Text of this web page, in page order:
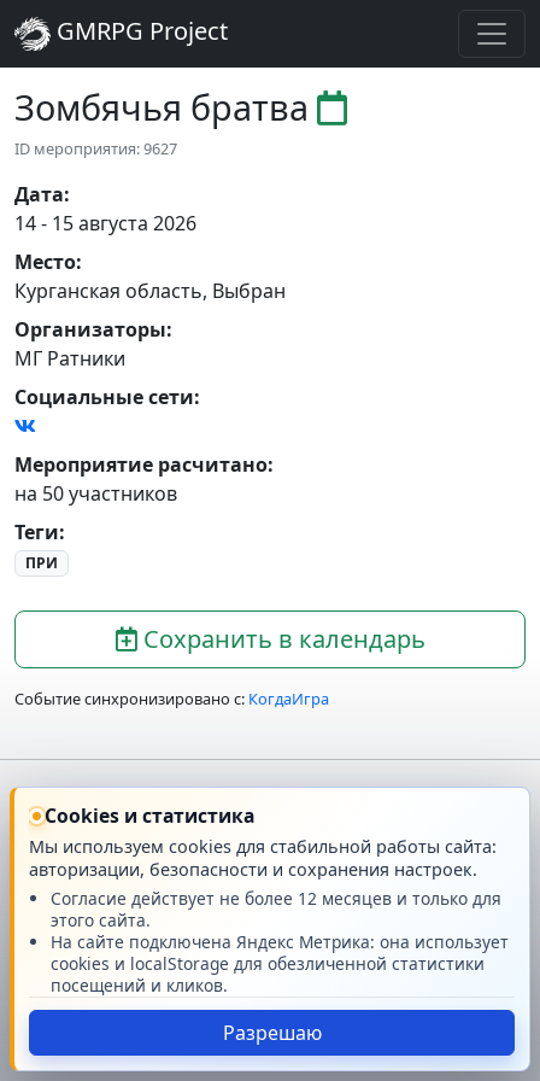
GMRPG Project
Зомбячья братва
ID мероприятия: 9627
Дата:
14 - 15 августа 2026
Место:
Курганская область, Выбран
Организаторы:
МГ Ратники
Социальные сети:
Мероприятие расчитано:
на 50 участников
Теги:
ПРИ
Сохранить в календарь
Событие синхронизировано с: КогдаИгра
Главная О проекте
Техподдержка
Новости
Поддержать проект
© GMRPG 2007-2026
Cookies и статистика
Мы используем cookies для стабильной работы сайта:
авторизации, безопасности и сохранения настроек.
Согласие действует не более 12 месяцев и только для
этого сайта.
На сайте подключена Яндекс Метрика: она использует
cookies и localStorage для обезличенной статистики
посещений и кликов.
Разрешаю